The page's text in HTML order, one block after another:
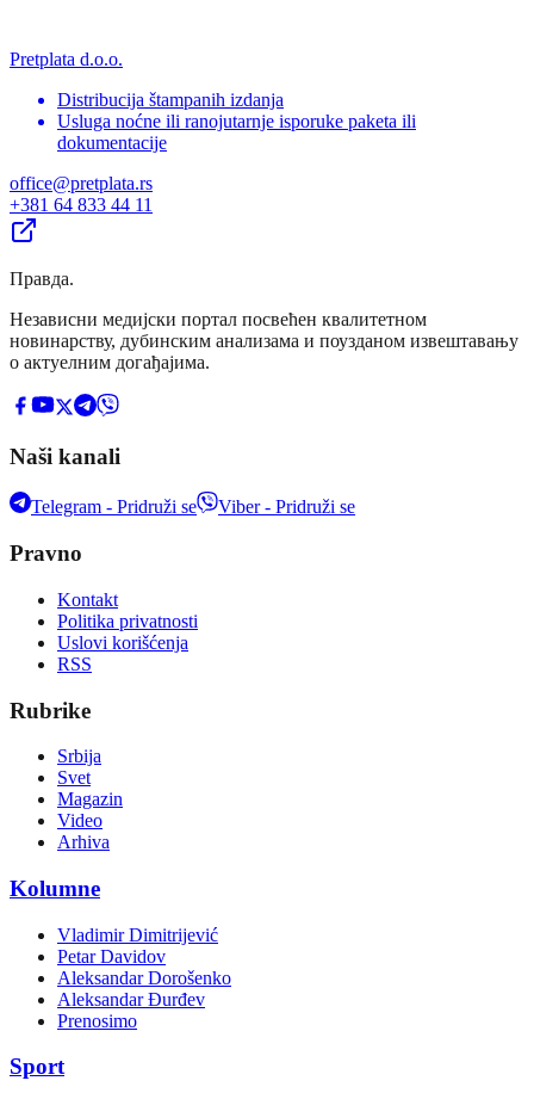
Pretplata d.o.o.
Distribucija štampanih izdanja
Usluga noćne ili ranojutarnje isporuke paketa ili
dokumentacije
office@pretplata.rs
+381 64 833 44 11
Правда.
Независни медијски портал посвећен квалитетном
новинарству, дубинским анализама и поузданом извештавању
о актуелним догађајима.
Naši kanali
Telegram - Pridruži se Viber - Pridruži se
Pravno
Kontakt
Politika privatnosti
Uslovi korišćenja
RSS
Rubrike
Srbija
Svet
Magazin
Video
Arhiva
Kolumne
Vladimir Dimitrijević
Petar Davidov
Aleksandar Dorošenko
Aleksandar Đurđev
Prenosimo
Sport